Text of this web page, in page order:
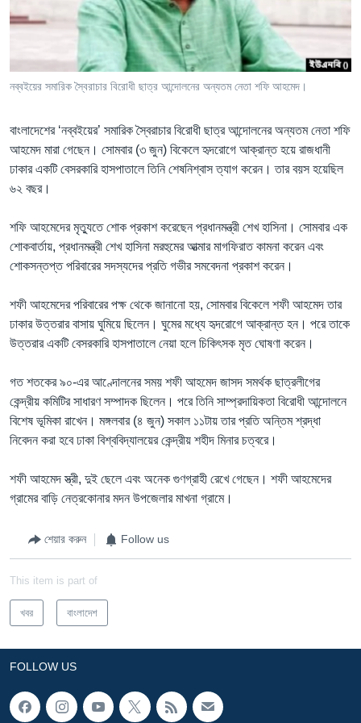
Learning English
FOLLOW US
অন্য ভাষায় ওয়েব সাইট
নব্বইয়ের সমারিক স্বৈরাচার বিরোধী ছাত্র আন্দোলনের অন্যতম নেতা শফি আহমেদ।
বাংলাদেশের ‘নব্বইয়ের’ সমারিক স্বৈরাচার বিরোধী ছাত্র আন্দোলনের অন্যতম নেতা শফি
আহমেদ মারা গেছেন। সোমবার (৩ জুন) বিকেলে হৃদরোগে আক্রান্ত হয়ে রাজধানী
ঢাকার একটি বেসরকারি হাসপাতালে তিনি শেষনিশ্বাস ত্যাগ করেন। তার বয়স হয়েছিল
৬২ বছর।
শফি আহমেদের মৃত্যুতে শোক প্রকাশ করেছেন প্রধানমন্ত্রী শেখ হাসিনা। সোমবার এক
শোকবার্তায়, প্রধানমন্ত্রী শেখ হাসিনা মরহুমের আত্মার মাগফিরাত কামনা করেন এবং
শোকসন্তপ্ত পরিবারের সদস্যদের প্রতি গভীর সমবেদনা প্রকাশ করেন।
শফী আহমেদের পরিবারের পক্ষ থেকে জানানো হয়, সোমবার বিকেলে শফী আহমেদ তার
ঢাকার উত্তরার বাসায় ঘুমিয়ে ছিলেন। ঘুমের মধ্যে হৃদরোগে আক্রান্ত হন। পরে তাকে
উত্তরার একটি বেসরকারি হাসপাতালে নেয়া হলে চিকিৎসক মৃত ঘোষণা করেন।
গত শতকের ৯০-এর আণ্দোলনের সময় শফী আহমেদ জাসদ সমর্থক ছাত্রলীগের
কেন্দ্রীয় কমিটির সাধারণ সম্পাদক ছিলেন। পরে তিনি সাম্প্রদায়িকতা বিরোধী আন্দোলনে
বিশেষ ভূমিকা রাখেন। মঙ্গলবার (৪ জুন) সকাল ১১টায় তার প্রতি অন্তিম শ্রদ্ধা
নিবেদন করা হবে ঢাকা বিশ্ববিদ্যালয়ের কেন্দ্রীয় শহীদ মিনার চত্বরে।
শফী আহমেদ স্ত্রী, দুই ছেলে এবং অনেক গুণগ্রাহী রেখে গেছেন। শফী আহমেদের
গ্রামের বাড়ি নেত্রকোনার মদন উপজেলার মাখনা গ্রামে।
শেয়ার করুন Follow us
This item is part of
খবর বাংলাদেশ
FOLLOW US